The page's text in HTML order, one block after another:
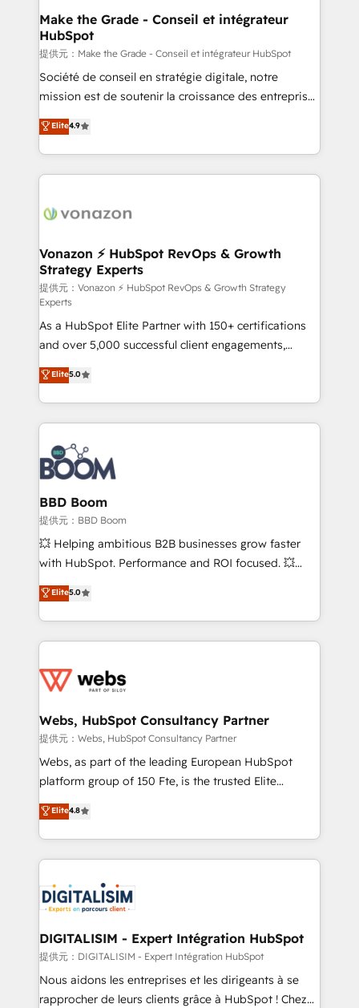
One company, one operating model, delivering
across offices and consulting teams in the UK, USA,
Canada, Germany, France, Belgium, Singapore, and
South Africa. Certified compliant with ISO/IEC
27001:2022 and ISO 9001:2015 across all seven
Make the Grade - Conseil et intégrateur
HubSpot
提供元：Make the Grade - Conseil et intégrateur HubSpot
Société de conseil en stratégie digitale, notre
mission est de soutenir la croissance des entreprises
B2B à travers l’acquisition de nouveaux clients,
l'intégration CRM et le développement des revenus
auprès de vos comptes existants. En France et à
l'international, nous travaillons avec des ETI
delà d’une simple transformation digitale et des
➤ L’intégration de CRM et de méthodologie RevOps
pour aligner les équipes marketing, commerciales et
support client (data migration, synchronisation API,
audit et maintenance) ➤ La création de sites internet
de conversion qui transforment les visiteurs en
opportunités d'affaires ➤ La mise en place de
stratégies d'acquisition marketing (SEO, SEA,
inbound, automatisation marketing, ABM, IA,
emailing) Informations clés : - 10 ans d'expérience -
100+ intégrations CRM HubSpot réussies - 40
experts conseil - 150 certifications HubSpot
cumulées
Elite4.9
Vonazon ⚡ HubSpot RevOps & Growth
Strategy Experts
提供元：Vonazon ⚡ HubSpot RevOps & Growth Strategy
Experts
As a HubSpot Elite Partner with 150+ certifications
and over 5,000 successful client engagements,
Vonazon turns marketing complexity into
measurable, scalable growth. From onboarding to
enterprise-grade campaigns, our in-house team
builds scalable strategies that drive long-term
revenue. ⚙️ HubSpot Integration & Optimization •
Seamless CRM, CMS, and automation setup •
Complex platform migrations and data cleanups •
Custom APIs and third-party integrations 📈 End-to-
End Revenue Acceleration • Lifecycle marketing and
pipeline growth programs • Sales enablement tools
and CRM optimization • Retention strategies with
Execution • 750+ onboardings and 2,000+
implementations • Deep expertise across marketing,
Elite5.0
BBD Boom
提供元：BBD Boom
💥 Helping ambitious B2B businesses grow faster
with HubSpot. Performance and ROI focused. 💥
BBD Boom is the HubSpot partner that can help you
to HubSpot Better. We work with your teams to
solve all your HubSpot challenges and improve user
adoption, sales process and marketing results.
the first time 🔧 Designing and optimising your
and build using HubSpot 🔌 Integrating HubSpot
with other systems 🎓 Training your teams to be
HubSpot pros 📊 Lead generation services using
HubSpot Why us? - SIX HubSpot Accreditations -
CRM, Solutions Architecture, Onboarding , Data
Migration, Custom Integration & Platform
team of 25+ experts Contact us today to help you
get more from your investment in HubSpot.
Elite5.0
Webs, HubSpot Consultancy Partner
提供元：Webs, HubSpot Consultancy Partner
Webs, as part of the leading European HubSpot
platform group of 150 Fte, is the trusted Elite
HubSpot CRM Partner offering you a roadmap on
maximizing EBITDA and achieving Commercial
Excellence. With our targeted processes, we
strengthen your digital transformation and minimize
Implementation partner, we provide expertise to
drive your business forward. Since 2015 we are fully
dedicated to HubSpot and with an experienced
team (50+), we work with reputable companies in
B2B sectors such as manufacturing, SaaS and
business services. We prepare a customized
Elite4.8
DIGITALISIM - Expert Intégration HubSpot
提供元：DIGITALISIM - Expert Intégration HubSpot
Nous aidons les entreprises et les dirigeants à se
rapprocher de leurs clients grâce à HubSpot ! Chez